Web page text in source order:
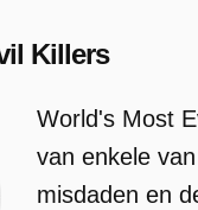
Killers
World's Most
van enkele
misdaden en